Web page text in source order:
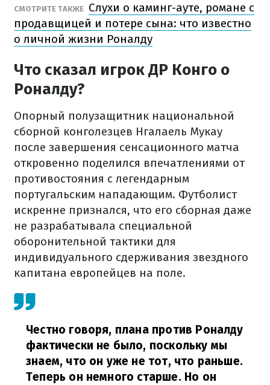
СМОТРИТЕ ТАКЖЕ Слухи о каминг-ауте, романе с
продавщицей и потере сына: что известно
о личной жизни Роналду
Что сказал игрок ДР Конго о
Роналду?
Опорный полузащитник национальной
сборной конголезцев Нгалаель Мукау
после завершения сенсационного матча
откровенно поделился впечатлениями от
противостояния с легендарным
португальским нападающим. Футболист
искренне признался, что его сборная даже
не разрабатывала специальной
оборонительной тактики для
индивидуального сдерживания звездного
капитана европейцев на поле.
Честно говоря, плана против Роналду
фактически не было, поскольку мы
знаем, что он уже не тот, что раньше.
Теперь он немного старше. Но он